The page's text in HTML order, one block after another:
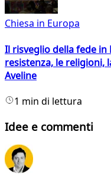
Chiesa in Europa
Il risveglio della fede in
resistenza, le religioni,
Aveline
1 min di lettura
Idee e commenti